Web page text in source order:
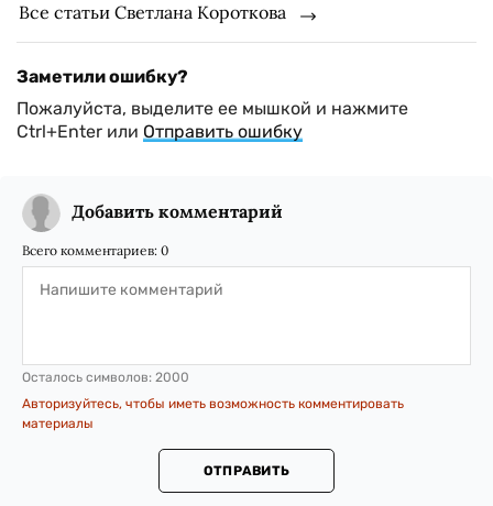
Все статьи Светлана Короткова
Заметили ошибку?
Пожалуйста, выделите ее мышкой и нажмите
Ctrl+Enter или Отправить ошибку
Добавить комментарий
Всего комментариев: 0
Осталось символов: 2000
Авторизуйтесь, чтобы иметь возможность комментировать
материалы
ОТПРАВИТЬ